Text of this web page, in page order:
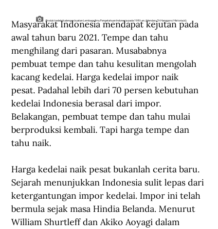
Produk kedelai kalengan buatan Lembaga Ilmu Pengetahuan Indonesia pada 1980-an. (Hendaru Tri Hanggoro/Historia.id).
Masyarakat Indonesia mendapat kejutan pada
awal tahun baru 2021. Tempe dan tahu
menghilang dari pasaran. Musababnya
pembuat tempe dan tahu kesulitan mengolah
kacang kedelai. Harga kedelai impor naik
pesat. Padahal lebih dari 70 persen kebutuhan
kedelai Indonesia berasal dari impor.
Belakangan, pembuat tempe dan tahu mulai
berproduksi kembali. Tapi harga tempe dan
tahu naik.
Harga kedelai naik pesat bukanlah cerita baru.
Sejarah menunjukkan Indonesia sulit lepas dari
ketergantungan impor kedelai. Impor ini telah
bermula sejak masa Hindia Belanda. Menurut
William Shurtleff dan Akiko Aoyagi dalam